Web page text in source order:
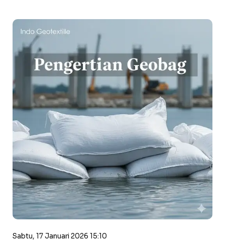
Sabtu, 17 Januari 2026 15:10